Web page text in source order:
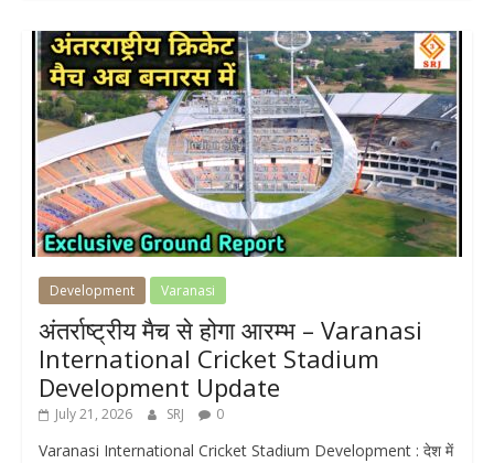
Development Varanasi
अंतर्राष्ट्रीय मैच से होगा आरम्भ – Varanasi
International Cricket Stadium
Development Update
July 21, 2026 SRJ 0
Varanasi International Cricket Stadium Development : देश में